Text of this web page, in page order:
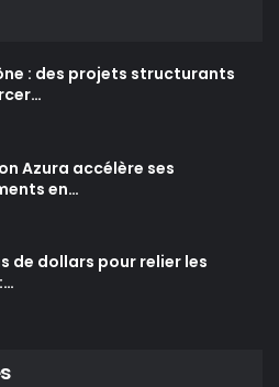
: des projets structurants
Azura accélère ses
en…
de dollars pour relier les